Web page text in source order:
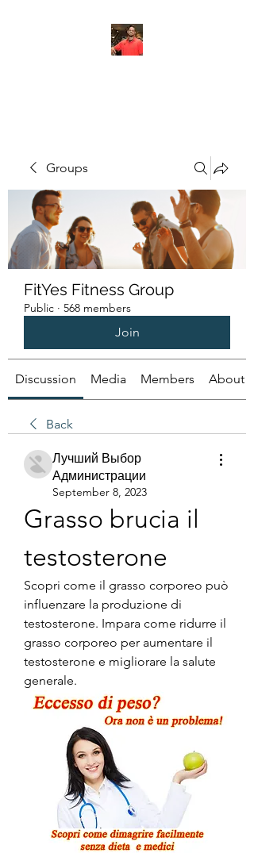
Groups
FitYes Fitness Group
Public · 568 members
Join
Discussion Media Members About
Back
Лучший Выбор
Администрации
September 8, 2023
Grasso brucia il
testosterone
Scopri come il grasso corporeo può
influenzare la produzione di
testosterone. Impara come ridurre il
grasso corporeo per aumentare il
testosterone e migliorare la salute
generale.